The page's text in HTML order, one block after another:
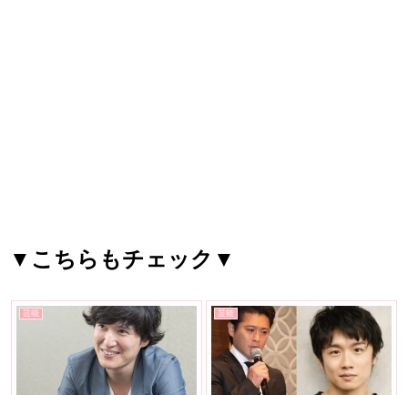
▼こちらもチェック▼
芸能 芸能